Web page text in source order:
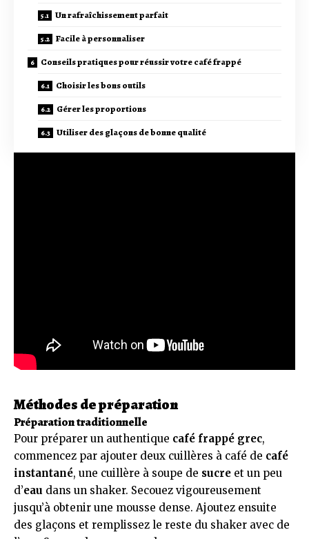
Un rafraîchissement parfait
Facile à personnaliser
Conseils pratiques pour réussir votre café frappé
Choisir les bons outils
Gérer les proportions
Utiliser des glaçons de bonne qualité
Méthodes de préparation
Préparation traditionnelle
Pour préparer un authentique café frappé grec,
commencez par ajouter deux cuillères à café de café
instantané, une cuillère à soupe de sucre et un peu
d’eau dans un shaker. Secouez vigoureusement
jusqu’à obtenir une mousse dense. Ajoutez ensuite
des glaçons et remplissez le reste du shaker avec de